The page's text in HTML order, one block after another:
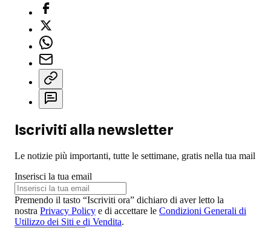
Iscriviti alla newsletter
Le notizie più importanti, tutte le settimane, gratis nella tua mail
Inserisci la tua email
Premendo il tasto “Iscriviti ora” dichiaro di aver letto la
nostra Privacy Policy e di accettare le Condizioni Generali di
Utilizzo dei Siti e di Vendita.